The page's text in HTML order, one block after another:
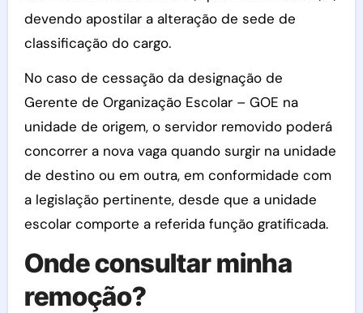
devendo apostilar a alteração de sede de
classificação do cargo.
No caso de cessação da designação de
Gerente de Organização Escolar – GOE na
unidade de origem, o servidor removido poderá
concorrer a nova vaga quando surgir na unidade
de destino ou em outra, em conformidade com
a legislação pertinente, desde que a unidade
escolar comporte a referida função gratificada.
Onde consultar minha
remoção?